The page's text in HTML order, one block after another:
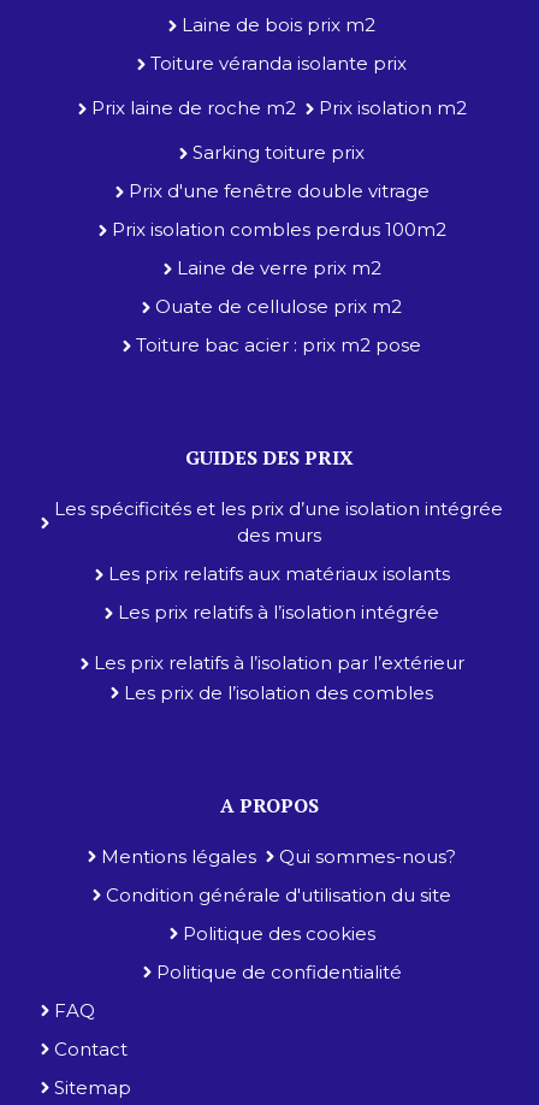
Laine de bois prix m2
Toiture véranda isolante prix
Prix laine de roche m2
Prix isolation m2
Sarking toiture prix
Prix d'une fenêtre double vitrage
Prix isolation combles perdus 100m2
Laine de verre prix m2
Ouate de cellulose prix m2
Toiture bac acier : prix m2 pose
GUIDES DES PRIX
Les spécificités et les prix d’une isolation intégrée
des murs
Les prix relatifs aux matériaux isolants
Les prix relatifs à l’isolation intégrée
Les prix relatifs à l’isolation par l’extérieur
Les prix de l’isolation des combles
A PROPOS
Mentions légales
Qui sommes-nous?
Condition générale d'utilisation du site
Politique des cookies
Politique de confidentialité
FAQ
Contact
Sitemap